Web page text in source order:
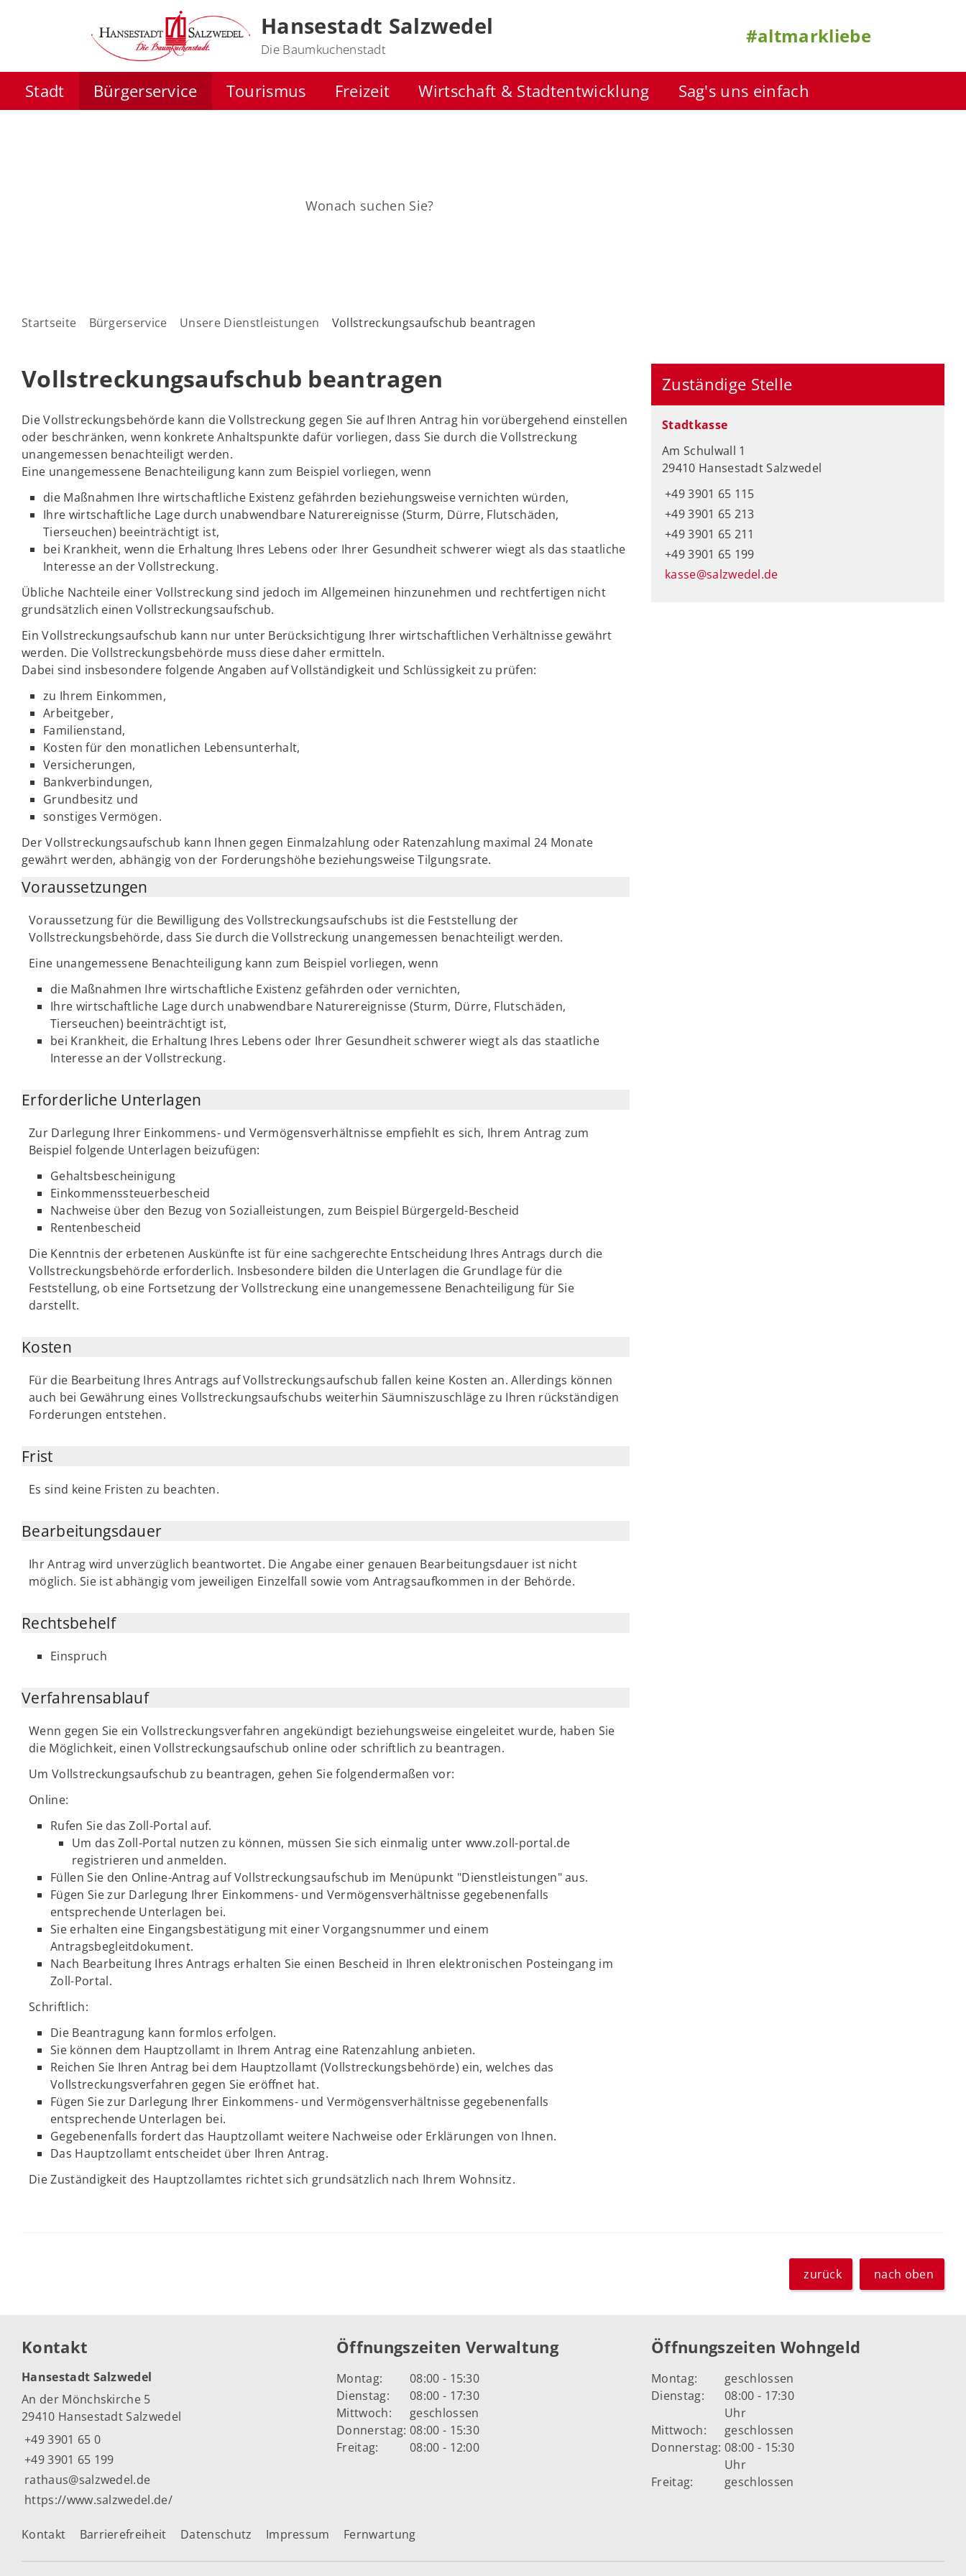
Hansestadt Salzwedel
Die Baumkuchenstadt
#altmarkliebe
Stadt Bürgerservice Tourismus Freizeit Wirtschaft & Stadtentwicklung Sag's uns einfach
Startseite Bürgerservice Unsere Dienstleistungen Vollstreckungsaufschub beantragen
Vollstreckungsaufschub beantragen
Die Vollstreckungsbehörde kann die Vollstreckung gegen Sie auf Ihren Antrag hin vorübergehend einstellen
oder beschränken, wenn konkrete Anhaltspunkte dafür vorliegen, dass Sie durch die Vollstreckung
unangemessen benachteiligt werden.
Eine unangemessene Benachteiligung kann zum Beispiel vorliegen, wenn
die Maßnahmen Ihre wirtschaftliche Existenz gefährden beziehungsweise vernichten würden,
Ihre wirtschaftliche Lage durch unabwendbare Naturereignisse (Sturm, Dürre, Flutschäden,
Tierseuchen) beeinträchtigt ist,
bei Krankheit, wenn die Erhaltung Ihres Lebens oder Ihrer Gesundheit schwerer wiegt als das staatliche
Interesse an der Vollstreckung.
Übliche Nachteile einer Vollstreckung sind jedoch im Allgemeinen hinzunehmen und rechtfertigen nicht
grundsätzlich einen Vollstreckungsaufschub.
Ein Vollstreckungsaufschub kann nur unter Berücksichtigung Ihrer wirtschaftlichen Verhältnisse gewährt
werden. Die Vollstreckungsbehörde muss diese daher ermitteln.
Dabei sind insbesondere folgende Angaben auf Vollständigkeit und Schlüssigkeit zu prüfen:
zu Ihrem Einkommen,
Arbeitgeber,
Familienstand,
Kosten für den monatlichen Lebensunterhalt,
Versicherungen,
Bankverbindungen,
Grundbesitz und
sonstiges Vermögen.
Der Vollstreckungsaufschub kann Ihnen gegen Einmalzahlung oder Ratenzahlung maximal 24 Monate
gewährt werden, abhängig von der Forderungshöhe beziehungsweise Tilgungsrate.
Voraussetzungen
Voraussetzung für die Bewilligung des Vollstreckungsaufschubs ist die Feststellung der
Vollstreckungsbehörde, dass Sie durch die Vollstreckung unangemessen benachteiligt werden.
Eine unangemessene Benachteiligung kann zum Beispiel vorliegen, wenn
die Maßnahmen Ihre wirtschaftliche Existenz gefährden oder vernichten,
Ihre wirtschaftliche Lage durch unabwendbare Naturereignisse (Sturm, Dürre, Flutschäden,
Tierseuchen) beeinträchtigt ist,
bei Krankheit, die Erhaltung Ihres Lebens oder Ihrer Gesundheit schwerer wiegt als das staatliche
Interesse an der Vollstreckung.
Erforderliche Unterlagen
Zur Darlegung Ihrer Einkommens- und Vermögensverhältnisse empfiehlt es sich, Ihrem Antrag zum
Beispiel folgende Unterlagen beizufügen:
Gehaltsbescheinigung
Einkommenssteuerbescheid
Nachweise über den Bezug von Sozialleistungen, zum Beispiel Bürgergeld-Bescheid
Rentenbescheid
Die Kenntnis der erbetenen Auskünfte ist für eine sachgerechte Entscheidung Ihres Antrags durch die
Vollstreckungsbehörde erforderlich. Insbesondere bilden die Unterlagen die Grundlage für die
Feststellung, ob eine Fortsetzung der Vollstreckung eine unangemessene Benachteiligung für Sie
darstellt.
Kosten
Für die Bearbeitung Ihres Antrags auf Vollstreckungsaufschub fallen keine Kosten an. Allerdings können
auch bei Gewährung eines Vollstreckungsaufschubs weiterhin Säumniszuschläge zu Ihren rückständigen
Forderungen entstehen.
Frist
Es sind keine Fristen zu beachten.
Bearbeitungsdauer
Ihr Antrag wird unverzüglich beantwortet. Die Angabe einer genauen Bearbeitungsdauer ist nicht
möglich. Sie ist abhängig vom jeweiligen Einzelfall sowie vom Antragsaufkommen in der Behörde.
Rechtsbehelf
Einspruch
Verfahrensablauf
Wenn gegen Sie ein Vollstreckungsverfahren angekündigt beziehungsweise eingeleitet wurde, haben Sie
die Möglichkeit, einen Vollstreckungsaufschub online oder schriftlich zu beantragen.
Um Vollstreckungsaufschub zu beantragen, gehen Sie folgendermaßen vor:
Online:
Rufen Sie das Zoll-Portal auf.
Um das Zoll-Portal nutzen zu können, müssen Sie sich einmalig unter www.zoll-portal.de
registrieren und anmelden.
Füllen Sie den Online-Antrag auf Vollstreckungsaufschub im Menüpunkt "Dienstleistungen" aus.
Fügen Sie zur Darlegung Ihrer Einkommens- und Vermögensverhältnisse gegebenenfalls
entsprechende Unterlagen bei.
Sie erhalten eine Eingangsbestätigung mit einer Vorgangsnummer und einem
Antragsbegleitdokument.
Nach Bearbeitung Ihres Antrags erhalten Sie einen Bescheid in Ihren elektronischen Posteingang im
Zoll-Portal.
Schriftlich:
Die Beantragung kann formlos erfolgen.
Sie können dem Hauptzollamt in Ihrem Antrag eine Ratenzahlung anbieten.
Reichen Sie Ihren Antrag bei dem Hauptzollamt (Vollstreckungsbehörde) ein, welches das
Vollstreckungsverfahren gegen Sie eröffnet hat.
Fügen Sie zur Darlegung Ihrer Einkommens- und Vermögensverhältnisse gegebenenfalls
entsprechende Unterlagen bei.
Gegebenenfalls fordert das Hauptzollamt weitere Nachweise oder Erklärungen von Ihnen.
Das Hauptzollamt entscheidet über Ihren Antrag.
Die Zuständigkeit des Hauptzollamtes richtet sich grundsätzlich nach Ihrem Wohnsitz.
Zuständige Stelle
Stadtkasse
Am Schulwall 1
29410 Hansestadt Salzwedel
+49 3901 65 115
+49 3901 65 213
+49 3901 65 211
+49 3901 65 199
kasse@salzwedel.de
zurück nach oben
Kontakt
Hansestadt Salzwedel
An der Mönchskirche 5
29410 Hansestadt Salzwedel
+49 3901 65 0
+49 3901 65 199
rathaus@salzwedel.de
https://www.salzwedel.de/
Öffnungszeiten Verwaltung
Montag:
08:00 - 15:30
Dienstag:
08:00 - 17:30
Mittwoch:
geschlossen
Donnerstag: 08:00 - 15:30
Freitag:
08:00 - 12:00
Öffnungszeiten Wohngeld
Montag:
geschlossen
Dienstag:
08:00 - 17:30
Uhr
Mittwoch:
geschlossen
Donnerstag: 08:00 - 15:30
Uhr
Freitag:
geschlossen
Kontakt Barrierefreiheit Datenschutz Impressum Fernwartung